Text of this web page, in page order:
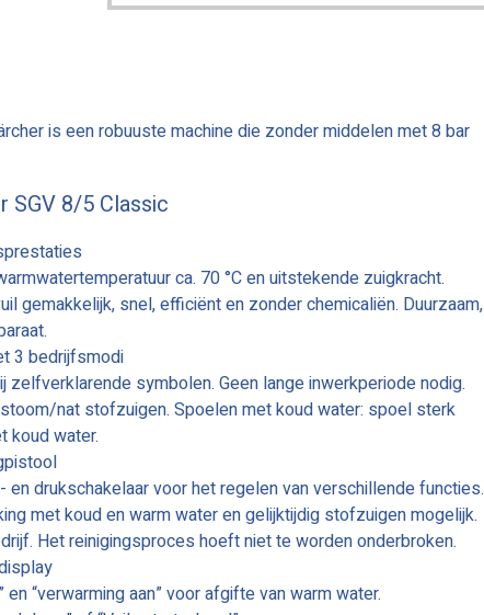
is een robuuste machine die zonder middelen met 8 bar
SGV 8/5 Classic
ca. 70 °C en uitstekende zuigkracht.
gemakkelijk, snel, efficiënt en zonder chemicaliën. Duurzaam,
3 bedrijfsmodi
zelfverklarende symbolen. Geen lange inwerkperiode nodig.
nat stofzuigen. Spoelen met koud water: spoel sterk
koud water.
en drukschakelaar voor het regelen van verschillende functies.
met koud en warm water en gelijktijdig stofzuigen mogelijk.
Het reinigingsproces hoeft niet te worden onderbroken.
“verwarming aan” voor afgifte van warm water.